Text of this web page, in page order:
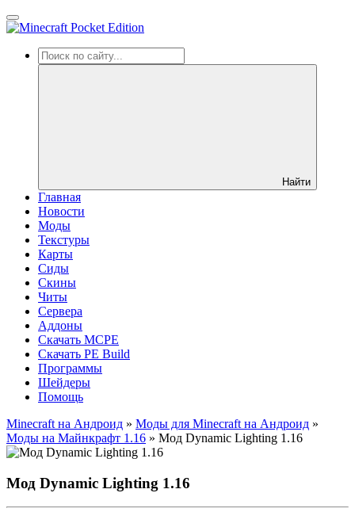
Найти
Главная
Новости
Моды
Текстуры
Карты
Сиды
Cкины
Читы
Сервера
Аддоны
Скачать MCPE
Скачать PE Build
Программы
Шейдеры
Помощь
Minecraft на Андроид » Моды для Minecraft на Андроид »
Моды на Майнкрафт 1.16 » Мод Dynamic Lighting 1.16
Мод Dynamic Lighting 1.16